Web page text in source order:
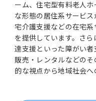
ーム、住宅型有料老人
な形態の居住系サービ
宅介護支援などの在宅
を提供しています。さ
達支援といった障がい
販売・レンタルなどの
的な視点から地域社会へ